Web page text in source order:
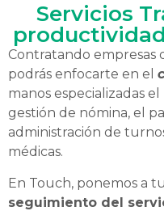
Servicios
Contratando empresas
podrás enfocarte en el
manos especializadas
gestión de nómina, el
administración de
médicas.
En Touch, ponemos a
seguimiento del